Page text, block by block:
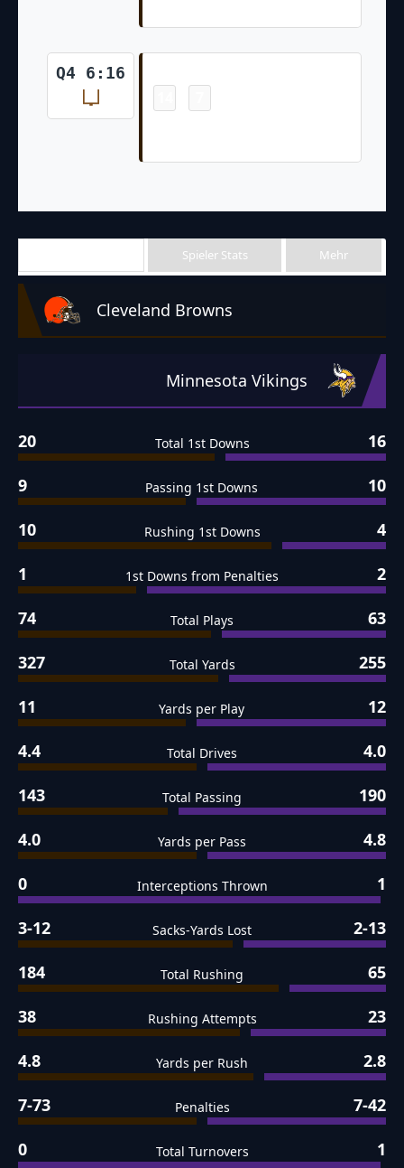
Q4 6:16
Spieler Stats Mehr
Cleveland Browns
Minnesota Vikings
20 Total 1st Downs 16
9 Passing 1st Downs 10
10 Rushing 1st Downs 4
1 1st Downs from Penalties 2
74 Total Plays 63
327 Total Yards 255
11 Yards per Play 12
4.4 Total Drives 4.0
143 Total Passing 190
4.0 Yards per Pass 4.8
0 Interceptions Thrown 1
3-12 Sacks-Yards Lost 2-13
184 Total Rushing 65
38 Rushing Attempts 23
4.8 Yards per Rush 2.8
7-73 Penalties 7-42
0 Total Turnovers 1